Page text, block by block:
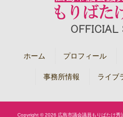
ホーム プロフィール
事務所情報 ライブ
Copyright © 2026 広島市議会議員もりばたけ秀